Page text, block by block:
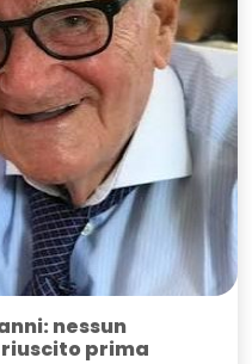
nessun
prima